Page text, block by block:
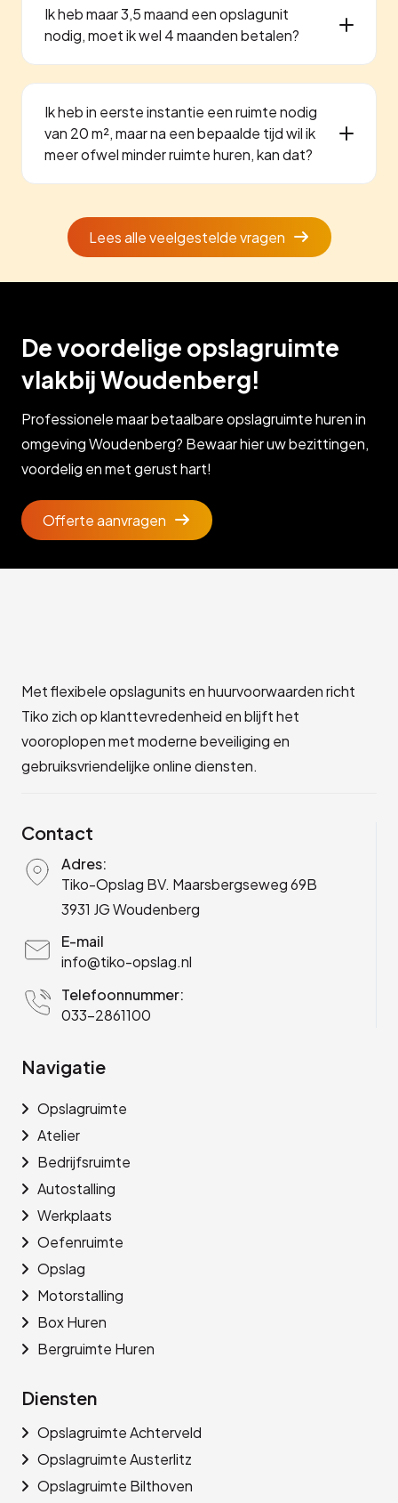
Ik heb maar 3,5 maand een opslagunit
nodig, moet ik wel 4 maanden betalen?
Ik heb in eerste instantie een ruimte nodig
van 20 m², maar na een bepaalde tijd wil ik
meer ofwel minder ruimte huren, kan dat?
Lees alle veelgestelde vragen
De voordelige opslagruimte
vlakbij Woudenberg!
Professionele maar betaalbare opslagruimte huren in
omgeving Woudenberg? Bewaar hier uw bezittingen,
voordelig en met gerust hart!
Offerte aanvragen
Met flexibele opslagunits en huurvoorwaarden richt
Tiko zich op klanttevredenheid en blijft het
vooroplopen met moderne beveiliging en
gebruiksvriendelijke online diensten.
Contact
Adres:
Tiko-Opslag BV. Maarsbergseweg 69B
3931 JG Woudenberg
E-mail
info@tiko-opslag.nl
Telefoonnummer:
033-2861100
Navigatie
Opslagruimte
Atelier
Bedrijfsruimte
Autostalling
Werkplaats
Oefenruimte
Opslag
Motorstalling
Box Huren
Bergruimte Huren
Diensten
Opslagruimte Achterveld
Opslagruimte Austerlitz
Opslagruimte Bilthoven